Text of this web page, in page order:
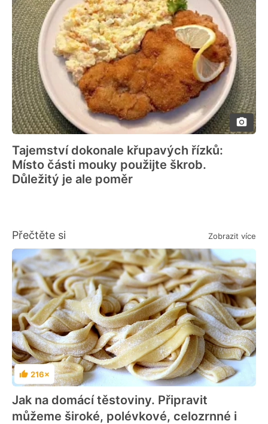
Tajemství dokonale křupavých řízků:
Místo části mouky použijte škrob.
Důležitý je ale poměr
Přečtěte si Zobrazit více
Hodnocení
216×
Jak na domácí těstoviny. Připravit
můžeme široké, polévkové, celozrnné i